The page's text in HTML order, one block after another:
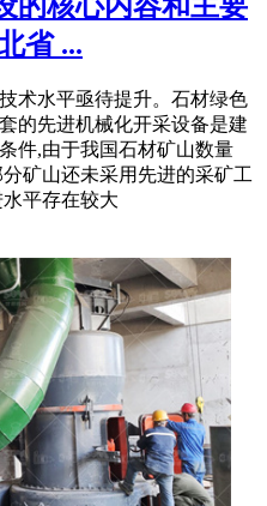
省 ...
术水平亟待提升。石材绿色
的先进机械化开采设备是建
件,由于我国石材矿山数量
矿山还未采用先进的采矿工
平存在较大